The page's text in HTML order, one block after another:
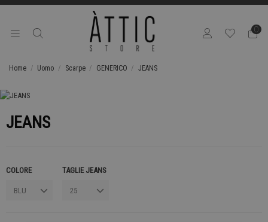
0
Home Uomo Scarpe GENERICO JEANS
JEANS
COLORE TAGLIE JEANS